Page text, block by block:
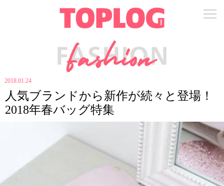
2018.01.24
人気ブランドから新作が続々と登場！
2018年春バッグ特集